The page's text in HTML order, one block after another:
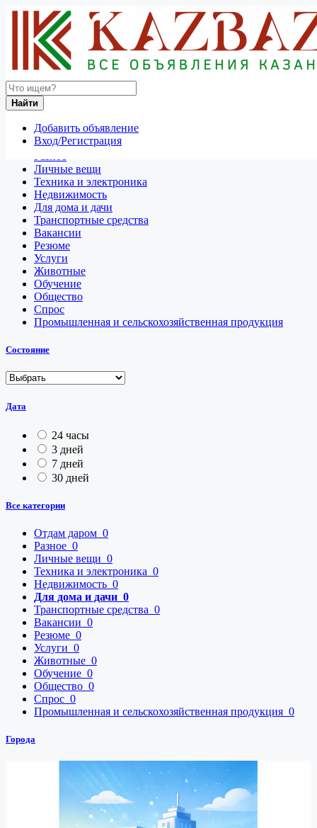
Найти
Добавить объявление
Вход/Регистрация
Россия
Для дома и дачи
Отдам даром
Личные вещи
Техника и электроника
Недвижимость
Для дома и дачи
Транспортные средства
Вакансии
Резюме
Услуги
Животные
Обучение
Общество
Спрос
Промышленная и сельскохозяйственная продукция
Состояние
Дата
24 часы
3 дней
7 дней
30 дней
Все категории
Отдам даром 0
Разное 0
Личные вещи 0
Техника и электроника 0
Недвижимость 0
Для дома и дачи 0
Транспортные средства 0
Вакансии 0
Резюме 0
Услуги 0
Животные 0
Обучение 0
Общество 0
Спрос 0
Промышленная и сельскохозяйственная продукция 0
Города